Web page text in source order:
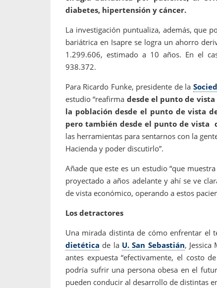
diabetes, hipertensión y cáncer.
La investigación puntualiza, además, que
bariátrica en Isapre se logra un ahorro
1.299.606, estimado a 10 años. En el
938.372.
Para Ricardo Funke, presidente de la
estudio “reafirma desde el punto de
la población desde el punto de vista
pero también desde el punto de vista
las herramientas para sentarnos con la
Hacienda y poder discutirlo”.
Añade que este es un estudio “que
proyectado a años adelante y ahí se ve
de vista económico, operando a estos
Los detractores
Una mirada distinta de cómo enfrentar el
dietética de la U. San Sebastián,
antes expuesta “efectivamente, el costo
podría sufrir una persona obesa en el
pueden conducir al desarrollo de distintas